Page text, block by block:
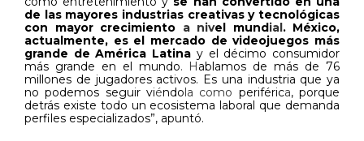
de las mayores industrias creativas y tecnológicas
con mayor crecimiento a nivel mundial. México,
actualmente, es el mercado de videojuegos más
grande de América Latina y el décimo consumidor
más grande en el mundo. Hablamos de más de 76
millones de jugadores activos. Es una industria que ya
no podemos seguir viéndola como periférica, porque
detrás existe todo un ecosistema laboral que demanda
perfiles especializados”, apuntó.